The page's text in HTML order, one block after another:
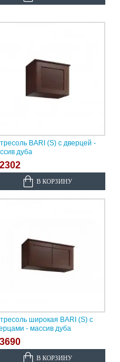
BARI (S) с дверцей -
дуба
В КОРЗИНУ
широкая BARI (S) с
- массив дуба
В КОРЗИНУ